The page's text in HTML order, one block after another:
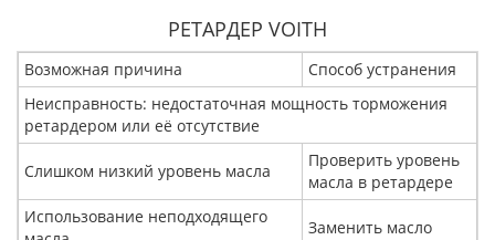
РЕТАРДЕР VOITH
Возможная причина
Способ устранения
Неисправность: недостаточная мощность торможения
ретардером или её отсутствие
Слишком низкий уровень масла
Проверить уровень
масла в ретардере
Использование неподходящего
Заменить масло